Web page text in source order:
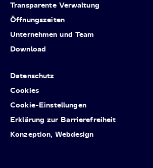
Transparente Verwaltung
Öffnungszeiten
Unternehmen und Team
Download
Datenschutz
Cookies
Cookie-Einstellungen
Erklärung zur Barrierefreiheit
Konzeption, Webdesign